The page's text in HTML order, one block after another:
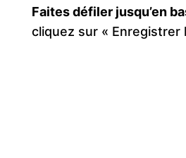
Faites défiler jusqu’en
cliquez sur « Enregistrer